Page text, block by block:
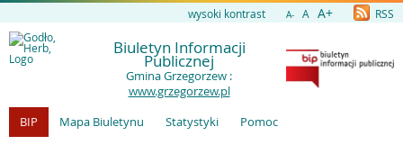
wysoki kontrast A- A A+ RSS
Biuletyn Informacji
Publicznej
Gmina Grzegorzew :
www.grzegorzew.pl
BIP
Mapa Biuletynu Statystyki
Pomoc